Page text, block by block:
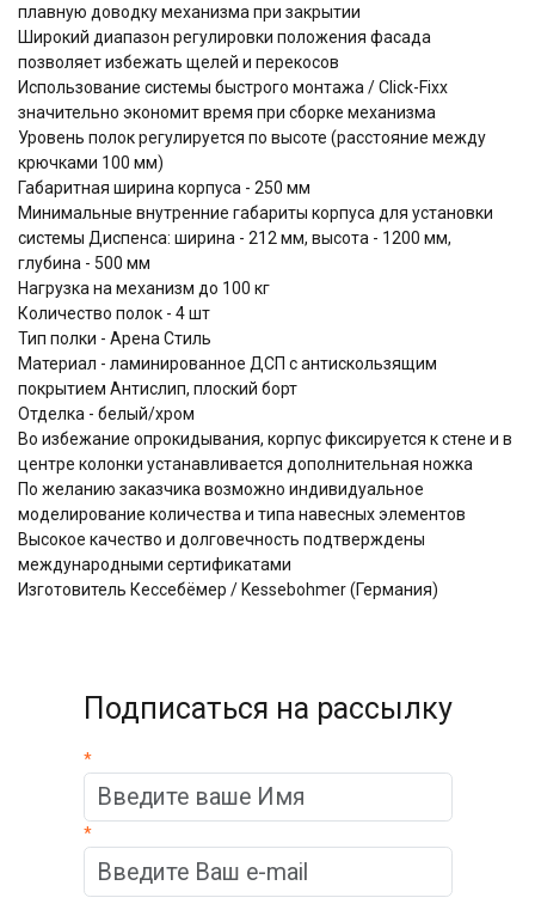
плавную доводку механизма при закрытии
Широкий диапазон регулировки положения фасада
позволяет избежать щелей и перекосов
Использование системы быстрого монтажа / Click-Fixx
значительно экономит время при сборке механизма
Уровень полок регулируется по высоте (расстояние между
крючками 100 мм)
Габаритная ширина корпуса - 250 мм
Минимальные внутренние габариты корпуса для установки
системы Диспенса: ширина - 212 мм, высота - 1200 мм,
глубина - 500 мм
Нагрузка на механизм до 100 кг
Количество полок - 4 шт
Тип полки - Арена Стиль
Материал - ламинированное ДСП с антискользящим
покрытием Aнтислип, плоский борт
Отделка - белый/хром
Во избежание опрокидывания, корпус фиксируется к стене и в
центре колонки устанавливается дополнительная ножка
По желанию заказчика возможно индивидуальное
моделирование количества и типа навесных элементов
Высокое качество и долговечность подтверждены
международными сертификатами
Изготовитель Кессебёмер / Kessebohmer (Германия)
Подписаться на рассылку
*
*